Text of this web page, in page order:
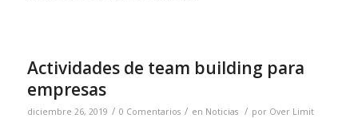
Actividades de team building para
empresas
diciembre 26, 2019 / 0 Comentarios / en Noticias / por Over Limit